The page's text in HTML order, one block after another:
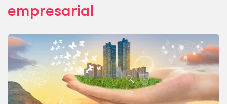
empresarial